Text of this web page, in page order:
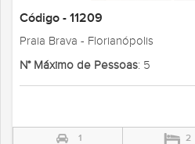
Código - 11209
Praia Brava - Florianópolis
N° Máximo de Pessoas: 5
1
2